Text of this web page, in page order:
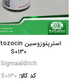
S0130
Sigmaaldrich
کد کالا: S0130